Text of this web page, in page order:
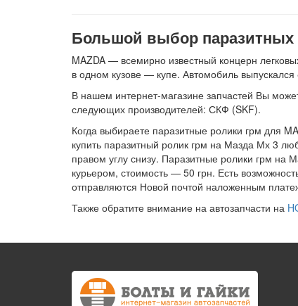
Большой выбор паразитных
MAZDA — всемирно известный концерн
в одном кузове — купе. Автомобиль
В нашем интернет-магазине запчастей Вы
следующих производителей: СКФ (SKF).
Когда выбираете паразитные ролики грм для
купить паразитный ролик грм на Мазда Мх 3
правом углу снизу. Паразитные ролики грм на
курьером, стоимость — 50 грн. Есть
отправляются Новой почтой наложенным
Также обратите внимание на автозапчасти на